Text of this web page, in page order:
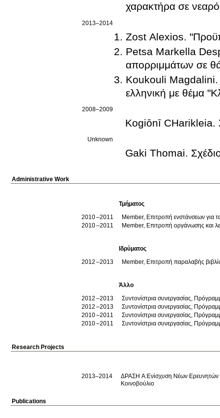
χαρακτήρα σε
2013–2014
Zost Alexios.
Petsa Markella
απορριμμάτων σε
Koukouli Magdalini.
ελληνική με θέμα
2008–2009
Kogiōnī
Unknown
Gaki Thomai.
Administrative Work
Τμήματος
2010
2011
Member, Επιτροπή ενστάνσεων για
2010
2011 Member, Επιτροπή οργάνωσης και
Ιδρύματος
2012
2013 Member, Επιτροπή παραλαβής
Άλλο
2012
2013
Συντονίστρια συνεργασίας,
2012
2013
Συντονίστρια συνεργασίας,
2010
2011
Συντονίστρια συνεργασίας,
2010
2011 Συντονίστρια συνεργασίας,
Research Projects
2013–2014
ΔΡΑΣΗ Α:Ενίσχυση Νέων Ερευνητών
Κοινοβούλιο
Publications